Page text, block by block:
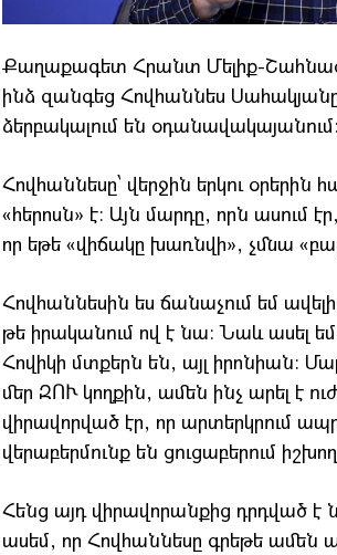
Քաղաքագետ Հրանտ Մելիք-
ինձ զանգեց Հովհաննես
ձերբակալում են օդանավակայանում։
Հովհաննեսը՝ վերջին երկու
«հերոսն» է։ Այն մարդը, որն ասում
որ եթե «վիճակը խառնվի», չմնա
Հովհաննեսին ես ճանաչում եմ
թե իրականում ով է նա։ Նաև ասել
Հովիկի մտքերն են, այլ իրոնիան։
մեր ԶՈՒ կողքին, ամեն ինչ արել է
վիրավորված էր, որ արտերկրում
վերաբերմունք են ցուցաբերում
Հենց այդ վիրավորանքից դրդված
ասեմ, որ Հովհաննեսը գրեթե ամեն